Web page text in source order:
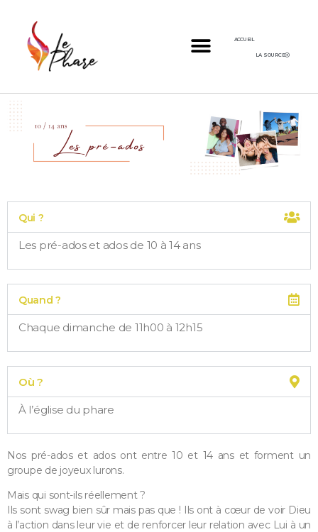
ACCUEIL
LA SOURCE
Qui ?
Les pré-ados et ados de 10 à 14 ans
Quand ?
Chaque dimanche de 11h00 à 12h15
Où ?
À l’église du phare
Nos pré-ados et ados ont entre 10 et 14 ans et forment un
groupe de joyeux lurons.
Mais qui sont-ils réellement ?
Ils sont swag bien sûr mais pas que ! Ils ont à cœur de voir Dieu
à l’action dans leur vie et de renforcer leur relation avec Lui à un